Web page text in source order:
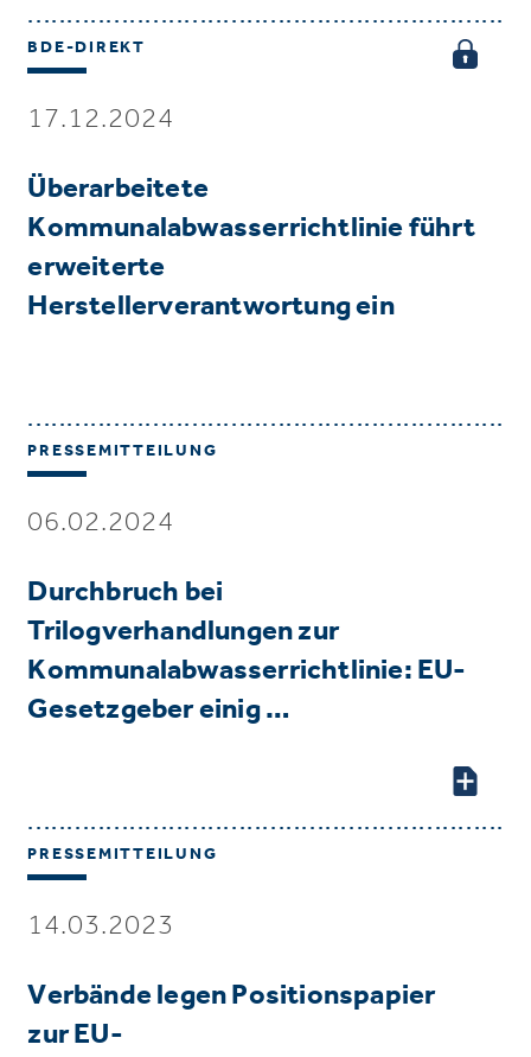
BDE-DIREKT
17.12.2024
Überarbeitete
Kommunalabwasserrichtlinie führt
erweiterte
Herstellerverantwortung ein
PRESSEMITTEILUNG
06.02.2024
Durchbruch bei
Trilogverhandlungen zur
Kommunalabwasserrichtlinie: EU-
Gesetzgeber einig …
PRESSEMITTEILUNG
14.03.2023
Verbände legen Positionspapier
zur EU-